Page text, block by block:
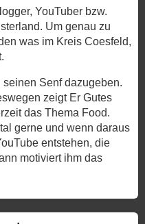
YouTuber bzw.
Um genau zu
was im Kreis Coesfeld,
Senf dazugeben.
zeigt Er Gutes
das Thema Food.
gerne und wenn daraus
entstehen, die
motiviert ihm das